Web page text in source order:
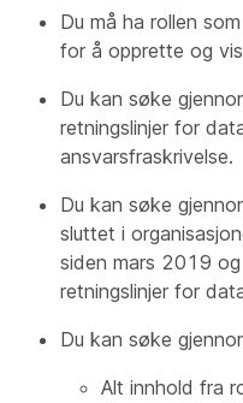
Du må ha rollen
for å opprette og
Du kan søke
retningslinjer for
ansvarsfraskrivelse.
Du kan søke
sluttet i
siden mars 2019
retningslinjer for
Du kan søke
Alt innhold fra